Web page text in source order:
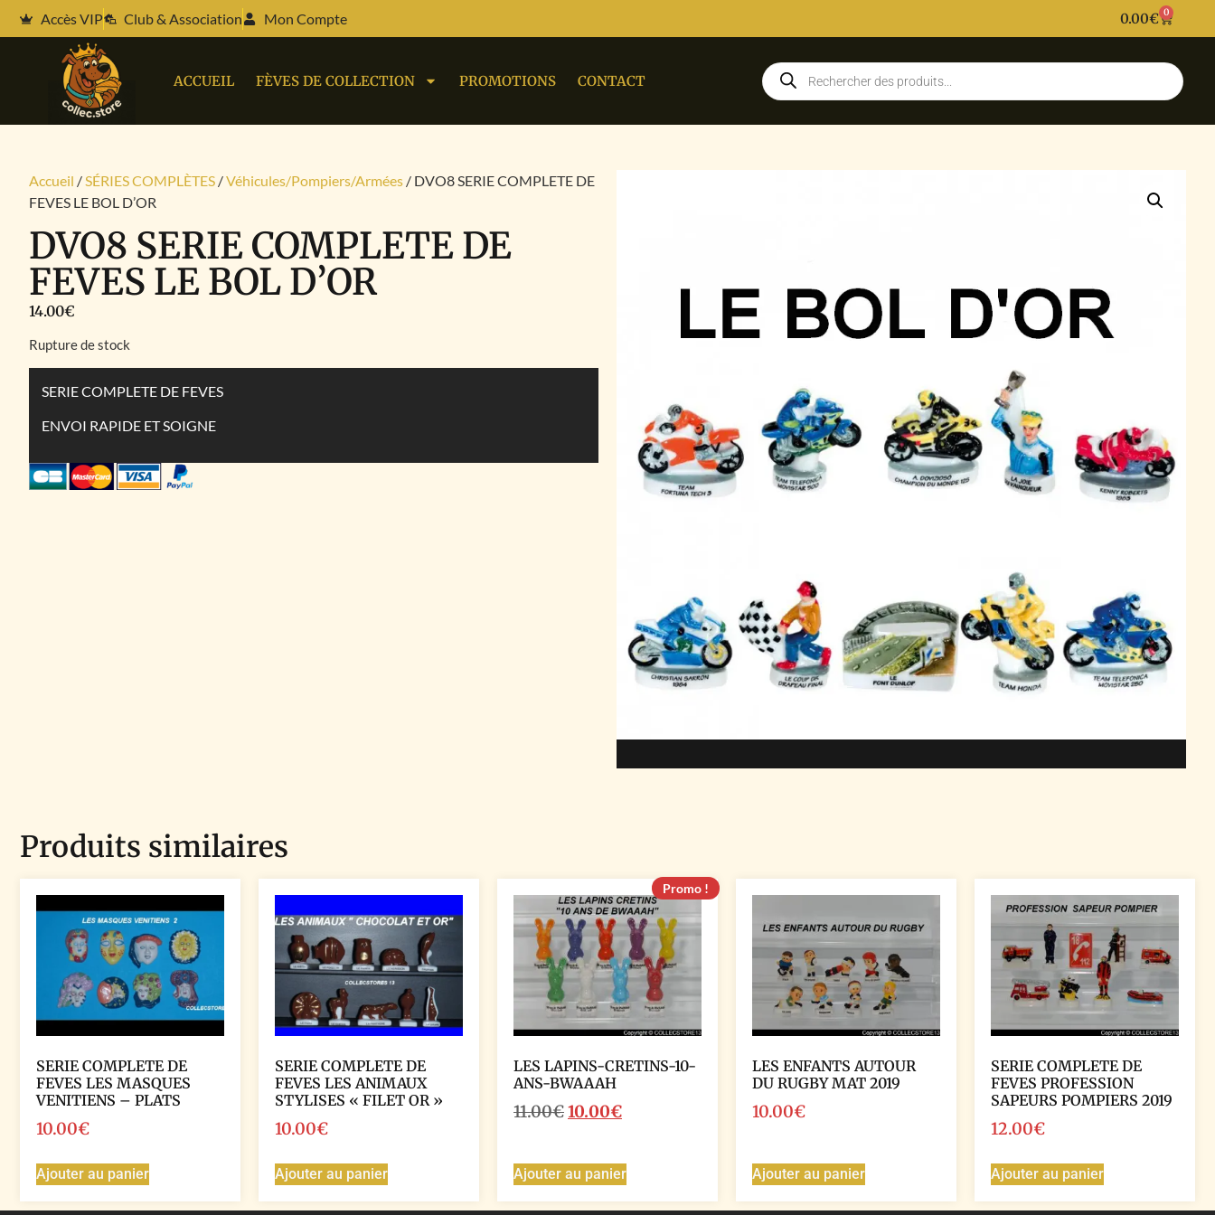
Accès VIP Club & Association Mon Compte 0.00€ 0
ACCUEIL FÈVES DE COLLECTION PROMOTIONS CONTACT
Accueil /SÉRIES COMPLÈTES /Véhicules/Pompiers/Armées / DVO8 SERIE COMPLETE DE
FEVES LE BOL D’OR
DVO8 SERIE COMPLETE DE
FEVES LE BOL D’OR
14.00€
Rupture de stock
SERIE COMPLETE DE FEVES
ENVOI RAPIDE ET SOIGNE
Produits similaires
SERIE COMPLETE DE
FEVES LES MASQUES
VENITIENS – PLATS
10.00€
Ajouter au panier
SERIE COMPLETE DE
FEVES LES ANIMAUX
STYLISES « FILET OR »
10.00€
Ajouter au panier
Promo !
LES LAPINS-CRETINS-10-
ANS-BWAAAH
11.00€10.00€
Ajouter au panier
LES ENFANTS AUTOUR
DU RUGBY MAT 2019
10.00€
Ajouter au panier
SERIE COMPLETE DE
FEVES PROFESSION
SAPEURS POMPIERS 2019
12.00€
Ajouter au panier